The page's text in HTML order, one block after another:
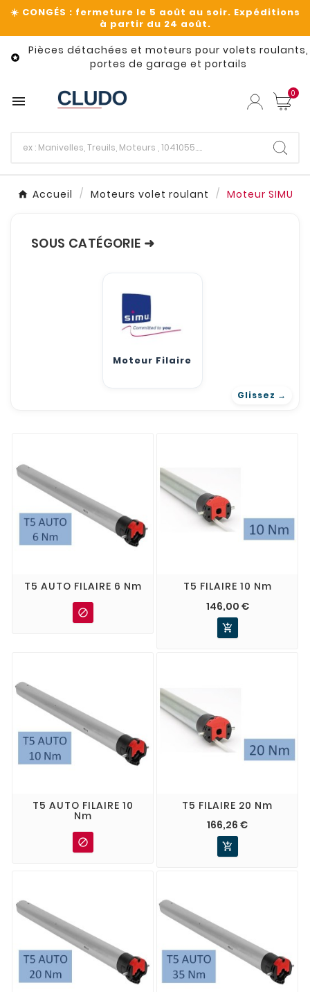

Pièces détachées et moteurs pour volets roulants,
portes de garage et portails
 0
Accueil Moteurs volet roulant Moteur SIMU
SOUS CATÉGORIE ➜
Moteur Filaire
T5 AUTO FILAIRE 6 Nm

T5 FILAIRE 10 Nm
146,00 €

T5 AUTO FILAIRE 10
Nm

T5 FILAIRE 20 Nm
166,26 €
